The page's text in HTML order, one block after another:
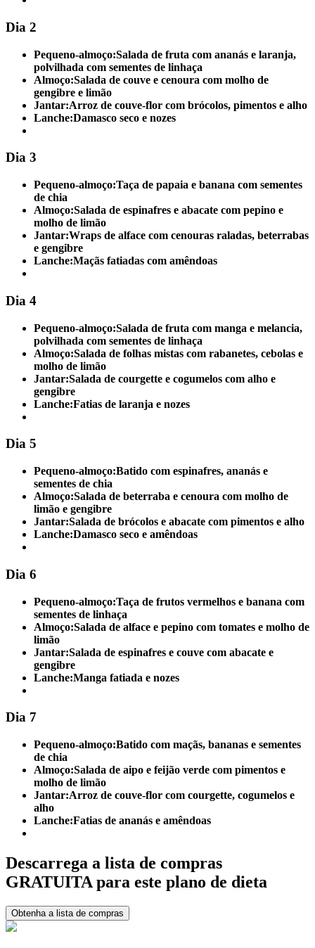
Dia 2
Pequeno-almoço:Salada de fruta com ananás e laranja,
polvilhada com sementes de linhaça
Almoço:Salada de couve e cenoura com molho de
gengibre e limão
Jantar:Arroz de couve-flor com brócolos, pimentos e alho
Lanche:Damasco seco e nozes
Dia 3
Pequeno-almoço:Taça de papaia e banana com sementes
de chia
Almoço:Salada de espinafres e abacate com pepino e
molho de limão
Jantar:Wraps de alface com cenouras raladas, beterrabas
e gengibre
Lanche:Maçãs fatiadas com amêndoas
Dia 4
Pequeno-almoço:Salada de fruta com manga e melancia,
polvilhada com sementes de linhaça
Almoço:Salada de folhas mistas com rabanetes, cebolas e
molho de limão
Jantar:Salada de courgette e cogumelos com alho e
gengibre
Lanche:Fatias de laranja e nozes
Dia 5
Pequeno-almoço:Batido com espinafres, ananás e
sementes de chia
Almoço:Salada de beterraba e cenoura com molho de
limão e gengibre
Jantar:Salada de brócolos e abacate com pimentos e alho
Lanche:Damasco seco e amêndoas
Dia 6
Pequeno-almoço:Taça de frutos vermelhos e banana com
sementes de linhaça
Almoço:Salada de alface e pepino com tomates e molho de
limão
Jantar:Salada de espinafres e couve com abacate e
gengibre
Lanche:Manga fatiada e nozes
Dia 7
Pequeno-almoço:Batido com maçãs, bananas e sementes
de chia
Almoço:Salada de aipo e feijão verde com pimentos e
molho de limão
Jantar:Arroz de couve-flor com courgette, cogumelos e
alho
Lanche:Fatias de ananás e amêndoas
Descarrega a lista de compras
GRATUITA para este plano de dieta
Obtenha a lista de compras